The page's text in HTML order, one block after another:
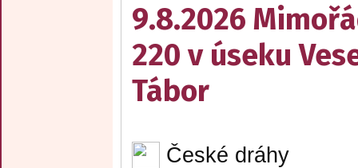
9.8.2026
220 v úseku
Tábor
České dráhy